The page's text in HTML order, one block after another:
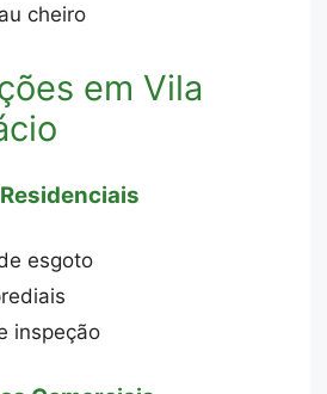
cheiro
em Vila
esgoto
inspeção